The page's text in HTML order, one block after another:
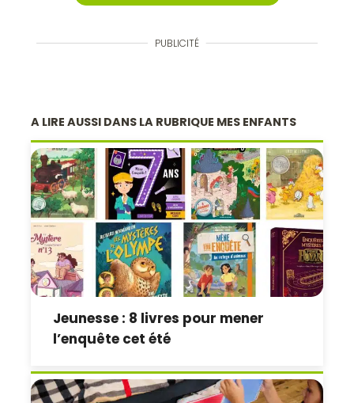
PUBLICITÉ
A LIRE AUSSI DANS LA RUBRIQUE MES ENFANTS
Jeunesse : 8 livres pour mener
l’enquête cet été